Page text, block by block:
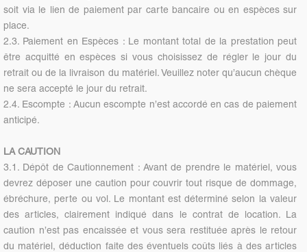
soit via le lien de paiement par carte bancaire ou en espèces sur
place.
2.3. Paiement en Espèces : Le montant total de la prestation peut
être acquitté en espèces si vous choisissez de régler le jour du
retrait ou de la livraison du matériel. Veuillez noter qu’aucun chèque
ne sera accepté le jour du retrait.
2.4. Escompte : Aucun escompte n’est accordé en cas de paiement
anticipé.
LA CAUTION
3.1. Dépôt de Cautionnement : Avant de prendre le matériel, vous
devrez déposer une caution pour couvrir tout risque de dommage,
ébréchure, perte ou vol. Le montant est déterminé selon la valeur
des articles, clairement indiqué dans le contrat de location. La
caution n’est pas encaissée et vous sera restituée après le retour
du matériel, déduction faite des éventuels coûts liés à des articles